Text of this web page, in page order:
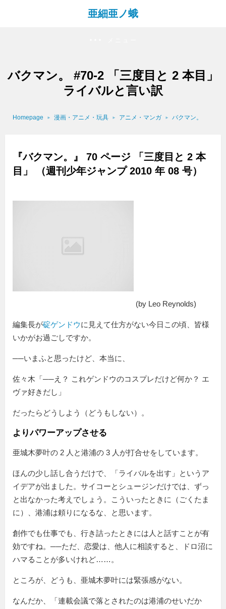
亜細亜ノ蛾
バクマン。 #70-2 「三度目と 2 本目」
ライバルと言い訳
Homepage 漫画・アニメ・玩具 アニメ・マンガ バクマン。
『バクマン。』 70 ページ 「三度目と 2 本
目」 （週刊少年ジャンプ 2010 年 08 号）
(by Leo Reynolds)
編集長が碇ゲンドウに見えて仕方がない今日この頃、皆様
いかがお過ごしですか。
──いまふと思ったけど、本当に、
佐々木「──え？ これゲンドウのコスプレだけど何か？ エ
ヴァ好きだし」
だったらどうしよう（どうもしない）。
よりパワーアップさせる
亜城木夢叶の 2 人と港浦の 3 人が打合せをしています。
ほんの少し話し合うだけで、「ライバルを出す」というア
イデアが出ました。サイコーとシュージンだけでは、ずっ
と出なかった考えでしょう。こういったときに（ごくたま
に）、港浦は頼りになるな、と思います。
創作でも仕事でも、行き詰ったときには人と話すことが有
効ですね。──ただ、恋愛は、他人に相談すると、ドロ沼に
ハマることが多いけれど……。
ところが、どうも、亜城木夢叶には緊張感がない。
なんだか、「連載会議で落とされたのは港浦のせいだか